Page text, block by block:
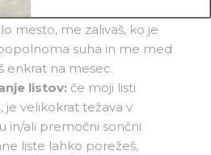
najbolje izognil_a tako, da
mesto, me zalivaš, ko je
suha in me med
enkrat na mesec.
listov: če moji listi
je velikokrat težava v
in/ali premočni sončni
liste lahko porežeš,